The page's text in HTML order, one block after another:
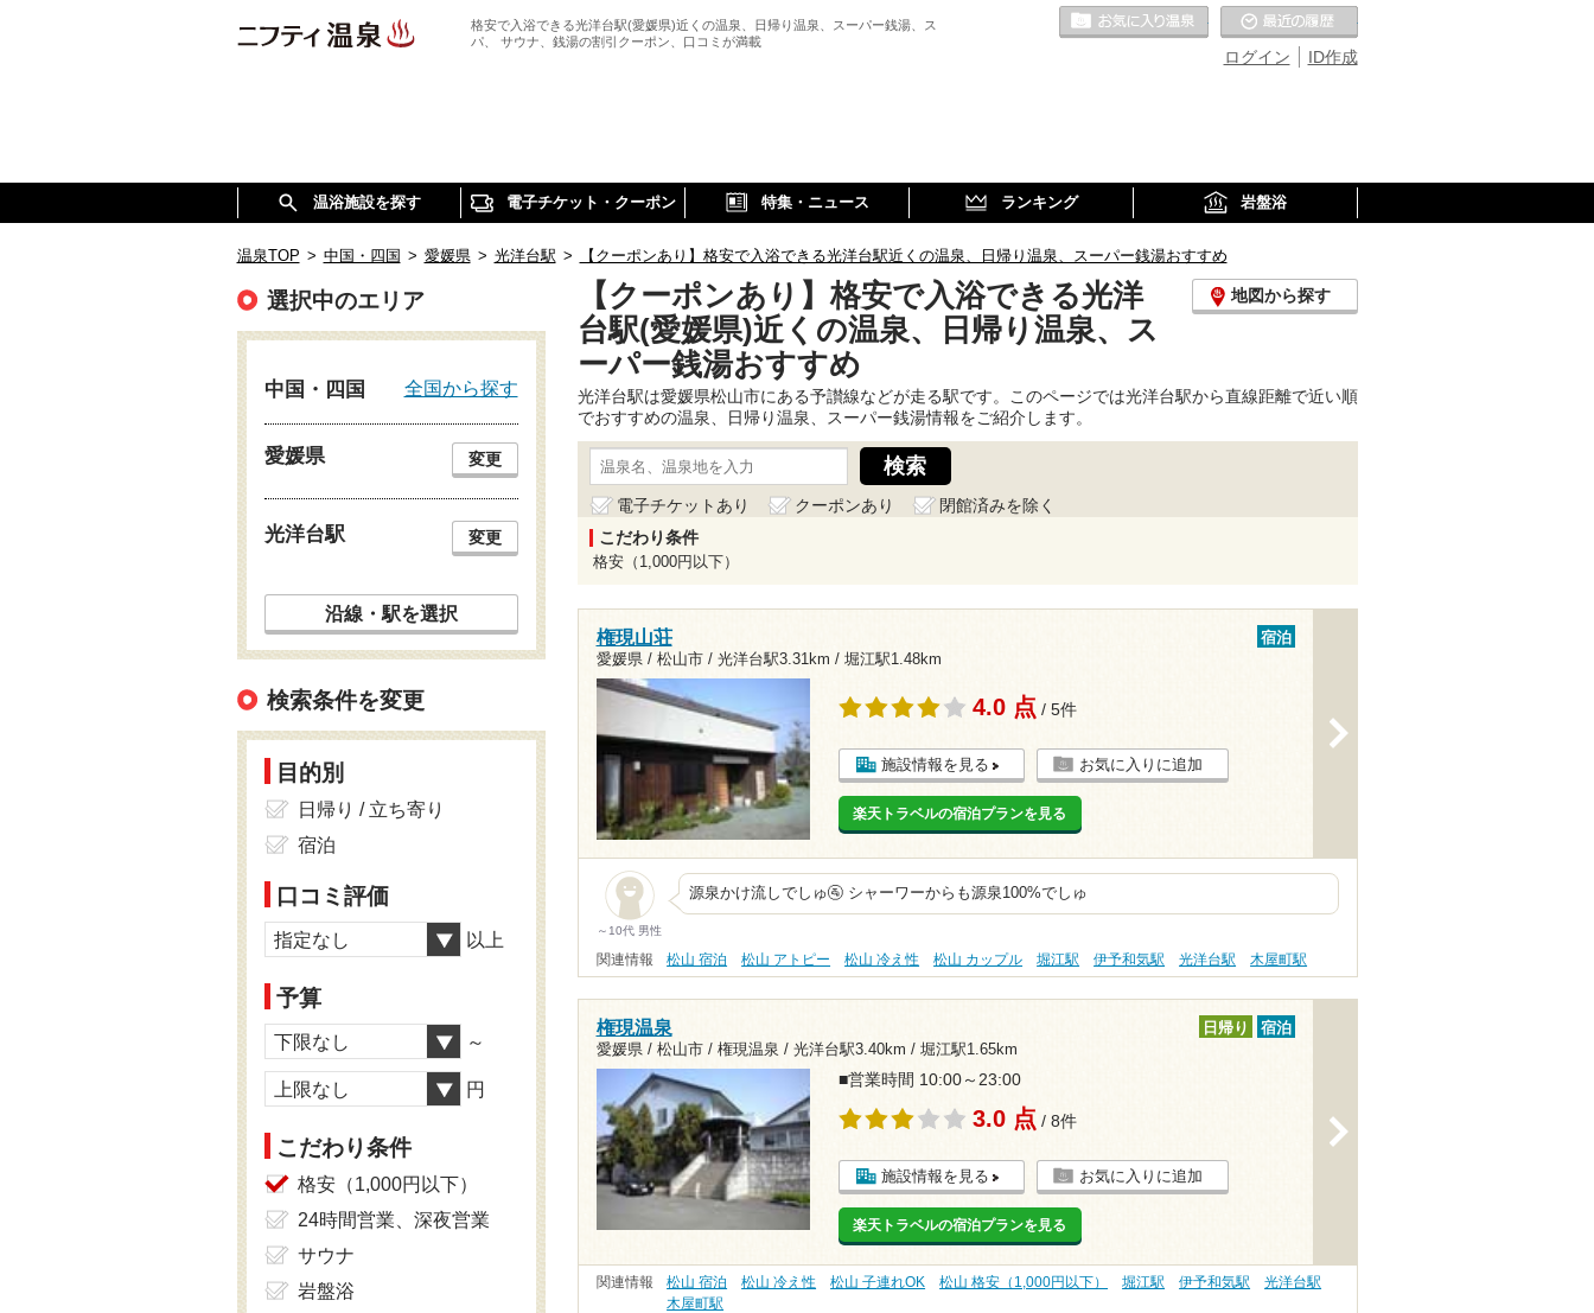
格安で入浴できる光洋台駅(愛媛県)近くの温泉、日帰り温泉、スーパー銭湯、ス
パ、 サウナ、銭湯の割引クーポン、口コミが満載
ID作成
ログイン
お気に入りの温泉
温浴施設を探す 電子チケット・クーポン 特集・ニュース ランキング 岩盤浴
温泉TOP > 中国・四国 > 愛媛県 > 光洋台駅 > 【クーポンあり】格安で入浴できる光洋台駅近くの温泉、日帰り温泉、スーパー銭湯おすすめ
【クーポンあり】格安で入浴できる光洋
台駅(愛媛県)近くの温泉、日帰り温泉、ス
ーパー銭湯おすすめ
地図から探す
光洋台駅は愛媛県松山市にある予讃線などが走る駅です。このページでは光洋台駅から直線距離で近い順
でおすすめの温泉、日帰り温泉、スーパー銭湯情報をご紹介します。
電子チケットあり クーポンあり
閉館済みを除く
こだわり条件
格安（1,000円以下）
権現山荘
愛媛県 / 松山市 / 光洋台駅3.31km / 堀江駅1.48km
宿泊
4.0 点 / 5件
施設情報を見る お気に入りに追加
楽天トラベルの宿泊プランを見る
～10代 男性
源泉かけ流しでしゅ🚰 シャーワーからも源泉100%でしゅ
関連情報 松山 宿泊 松山 アトピー 松山 冷え性 松山 カップル 堀江駅 伊予和気駅 光洋台駅 木屋町駅
権現温泉
愛媛県 / 松山市 / 権現温泉 / 光洋台駅3.40km / 堀江駅1.65km
日帰り 宿泊
■営業時間 10:00～23:00
3.0 点 / 8件
施設情報を見る お気に入りに追加
楽天トラベルの宿泊プランを見る
関連情報 松山 宿泊 松山 冷え性 松山 子連れOK 松山 格安（1,000円以下） 堀江駅 伊予和気駅
光洋台駅
木屋町駅
選択中のエリア
中国・四国 全国から探す
愛媛県 変更
光洋台駅 変更
沿線・駅を選択
検索条件を変更
目的別
日帰り / 立ち寄り
宿泊
口コミ評価
指定なし 以上
予算
下限なし ～
上限なし 円
こだわり条件
格安（1,000円以下）
24時間営業、深夜営業
サウナ
岩盤浴